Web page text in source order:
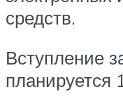
средств.
Вступление
планируется